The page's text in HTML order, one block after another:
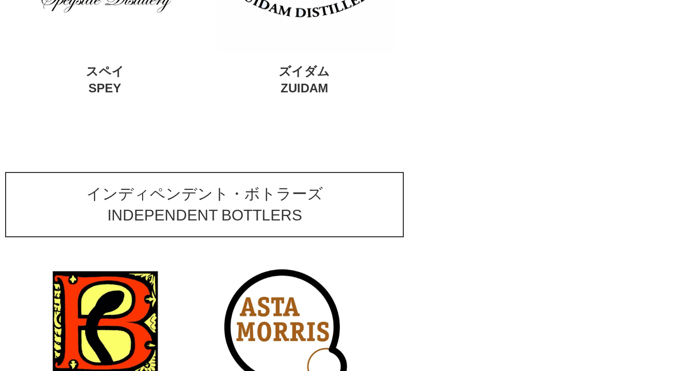
スペイ
SPEY
ズイダム
ZUIDAM
インディペンデント・ボトラーズ
INDEPENDENT BOTTLERS